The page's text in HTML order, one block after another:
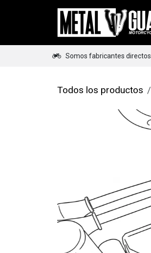
Ir al contenido
Somos fabricantes directos
Todos los productos